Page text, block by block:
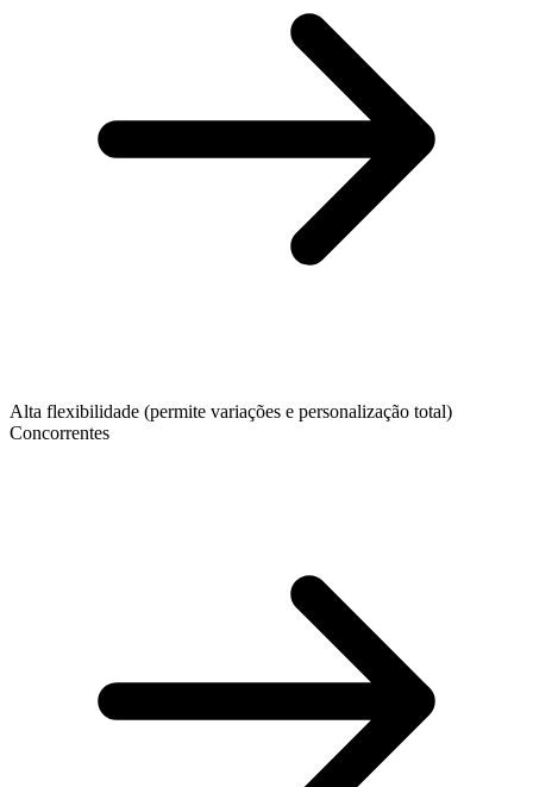
Alta flexibilidade (permite variações e personalização total)
Concorrentes